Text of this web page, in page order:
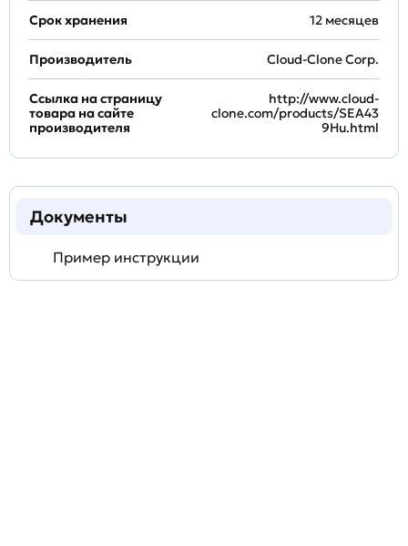
Срок хранения 12 месяцев
Производитель Cloud-Clone Corp.
Ссылка на страницу
товара на сайте
производителя
http://www.cloud-
clone.com/products/SEA43
9Hu.html
Документы
Пример инструкции